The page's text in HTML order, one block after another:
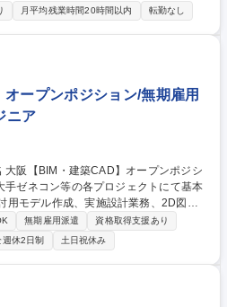
任せ致します。※新入社員は先輩社員に
現場施工＞施工計画書を基に、工程・
書類作成＞工事書類は工事管理ソフトを
了書類等を電子納品 ５．＜検査完了＞
日
月平均残業時間20時間以内 転勤なし
ープンポジション/無期雇用
ニア
用モデル作成、実施設計業務、2D図面
。使用ツール：AUTOCAD/Revit/Vector
公共施設(駅舎/官公庁施設/地方自治体),
構造物:道路,橋梁,トンネル,河川,鉄道,上
ン/間取り),設計検討用モデルの作成,実
/梁の設計),設備設計,生産設計,工程管理,
無期雇用派遣
資格取得支援あり
週休2日制 土日祝休み